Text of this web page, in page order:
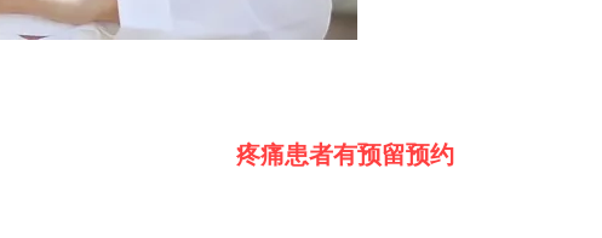
疼痛患者有预留预约